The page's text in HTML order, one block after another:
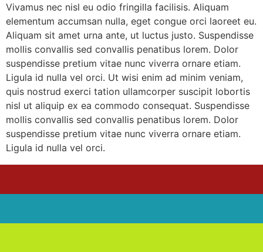
Vivamus nec nisl eu odio fringilla facilisis. Aliquam
elementum accumsan nulla, eget congue orci laoreet eu.
Aliquam sit amet urna ante, ut luctus justo. Suspendisse
mollis convallis sed convallis penatibus lorem. Dolor
suspendisse pretium vitae nunc viverra ornare etiam.
Ligula id nulla vel orci. Ut wisi enim ad minim veniam,
quis nostrud exerci tation ullamcorper suscipit lobortis
nisl ut aliquip ex ea commodo consequat. Suspendisse
mollis convallis sed convallis penatibus lorem. Dolor
suspendisse pretium vitae nunc viverra ornare etiam.
Ligula id nulla vel orci.